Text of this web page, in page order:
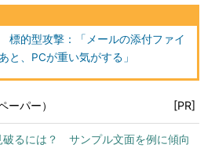
標的型攻撃：「メールの添付ファイ
と、PCが重い気がする」
ーパー） [PR]
破るには？ サンプル文面を例に傾向